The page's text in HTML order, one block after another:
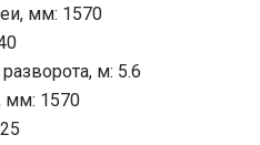
мм: 1570
м: 5.6
мм: 1570